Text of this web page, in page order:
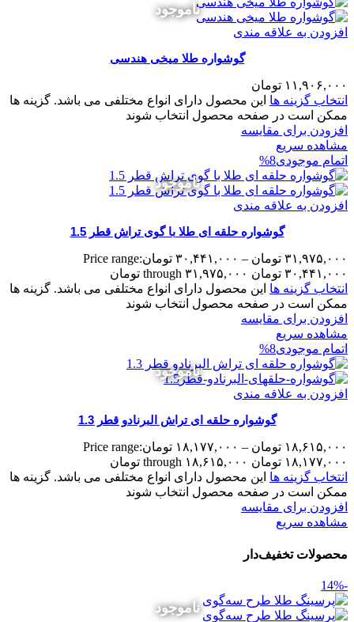
افزودن به علاقه مندی
ناموجود
گوشواره طلا میخی هندسی
۱۱,۹۰۶,۰۰۰ تومان
انتخاب گزینه ها این محصول دارای انواع مختلفی می باشد. گزینه ها
ممکن است در صفحه محصول انتخاب شوند
افزودن برای مقایسه
مشاهده سریع
اتمام موجودی8%
افزودن به علاقه مندی
ناموجود
گوشواره حلقه ای طلا با گوی تراش قطر 1.5
۳۱,۹۷۵,۰۰۰ تومان – ۳۰,۴۴۱,۰۰۰ تومانPrice range:
۳۰,۴۴۱,۰۰۰ تومان through ۳۱,۹۷۵,۰۰۰ تومان
انتخاب گزینه ها این محصول دارای انواع مختلفی می باشد. گزینه ها
ممکن است در صفحه محصول انتخاب شوند
افزودن برای مقایسه
مشاهده سریع
اتمام موجودی8%
افزودن به علاقه مندی
ناموجود
گوشواره حلقه ای تراش البرنادو قطر 1.3
۱۸,۶۱۵,۰۰۰ تومان – ۱۸,۱۷۷,۰۰۰ تومانPrice range:
۱۸,۱۷۷,۰۰۰ تومان through ۱۸,۶۱۵,۰۰۰ تومان
انتخاب گزینه ها این محصول دارای انواع مختلفی می باشد. گزینه ها
ممکن است در صفحه محصول انتخاب شوند
افزودن برای مقایسه
مشاهده سریع
محصولات تخفیف‌دار
-14%
ناموجود